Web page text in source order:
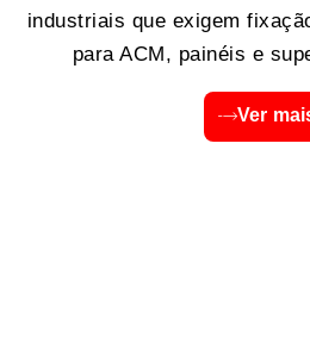
industriais que exigem
para ACM, painéis e
Ver